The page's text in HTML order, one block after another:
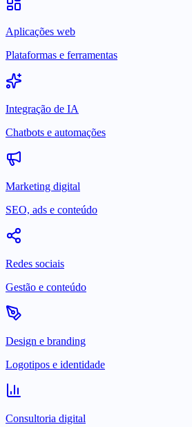
Aplicações web
Plataformas e ferramentas
Integração de IA
Chatbots e automações
Marketing digital
SEO, ads e conteúdo
Redes sociais
Gestão e conteúdo
Design e branding
Logotipos e identidade
Consultoria digital